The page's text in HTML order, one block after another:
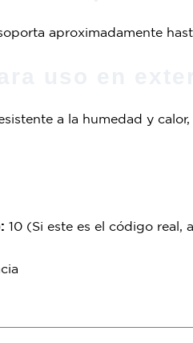
aproximadamente
a la humedad y
10 (Si este es el código real,